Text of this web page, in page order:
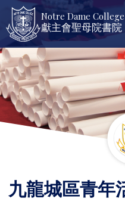
Notre Dame College
獻主會聖母院書院
九龍城區青年